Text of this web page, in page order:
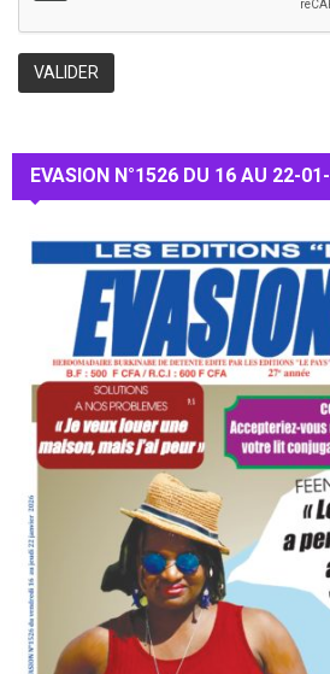
EVASION N°1526 DU 16 AU 22-